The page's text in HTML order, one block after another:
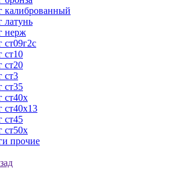
калиброванный
латунь
нерж
ст09г2с
ст10
ст20
ст3
ст35
ст40х
ст40х13
ст45
ст50х
прочие